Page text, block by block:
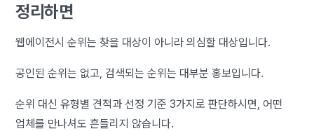
정리하면
웹에이전시 순위는 찾을 대상이 아니라 의심할 대상입니다.
공인된 순위는 없고, 검색되는 순위는 대부분 홍보입니다.
순위 대신 유형별 견적과 선정 기준 3가지로 판단하시면, 어떤
업체를 만나셔도 흔들리지 않습니다.